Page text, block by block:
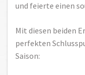
und feierte einen
Mit diesen beiden
perfekten
Saison: